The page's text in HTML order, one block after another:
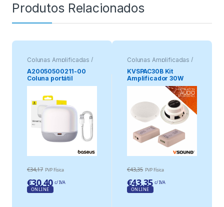
Produtos Relacionados
Colunas Amplificadas /
Portáteis
A20050500211-00
Coluna portátil
Bluetooth Surround –
€34,17 PVP Física
€30,40 c/ IVA
ONLINE
Colunas Amplificadas /
Portáteis
KVSPAC30B Kit
Amplificador 30W
Bluethot
€43,35 PVP Física
€43,35 c/ IVA
ONLINE